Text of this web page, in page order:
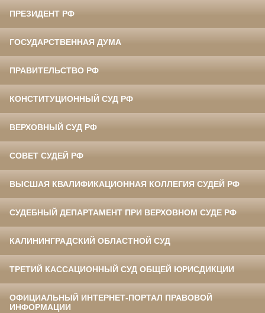
ПРЕЗИДЕНТ РФ
ГОСУДАРСТВЕННАЯ ДУМА
ПРАВИТЕЛЬСТВО РФ
КОНСТИТУЦИОННЫЙ СУД РФ
ВЕРХОВНЫЙ СУД РФ
СОВЕТ СУДЕЙ РФ
ВЫСШАЯ КВАЛИФИКАЦИОННАЯ КОЛЛЕГИЯ СУДЕЙ РФ
СУДЕБНЫЙ ДЕПАРТАМЕНТ ПРИ ВЕРХОВНОМ СУДЕ РФ
КАЛИНИНГРАДСКИЙ ОБЛАСТНОЙ СУД
ТРЕТИЙ КАССАЦИОННЫЙ СУД ОБЩЕЙ ЮРИСДИКЦИИ
ОФИЦИАЛЬНЫЙ ИНТЕРНЕТ-ПОРТАЛ ПРАВОВОЙ
ИНФОРМАЦИИ